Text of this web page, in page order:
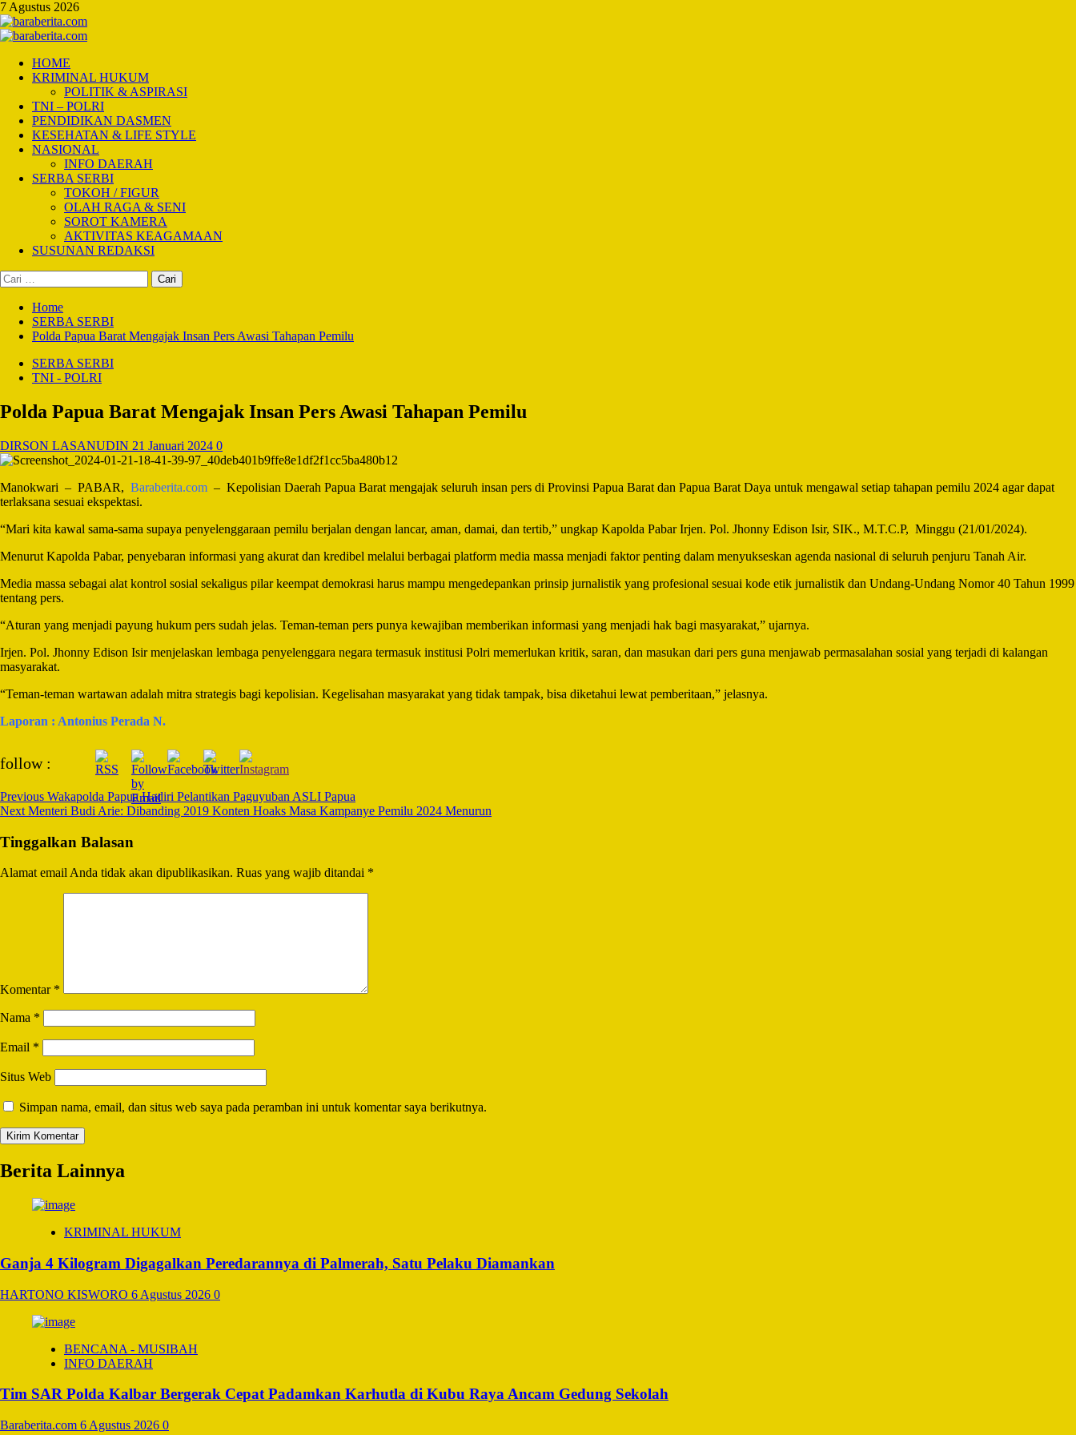
Skip
to
content
7 Agustus 2026
Primary
HOME
KRIMINAL HUKUM
POLITIK & ASPIRASI
TNI – POLRI
PENDIDIKAN DASMEN
KESEHATAN & LIFE STYLE
NASIONAL
INFO DAERAH
SERBA SERBI
TOKOH / FIGUR
OLAH RAGA & SENI
SOROT KAMERA
AKTIVITAS KEAGAMAAN
SUSUNAN REDAKSI
Cari
untuk:
Home
SERBA SERBI
Polda Papua Barat Mengajak Insan Pers Awasi Tahapan Pemilu
SERBA SERBI
TNI - POLRI
Polda Papua Barat Mengajak Insan Pers Awasi Tahapan Pemilu
DIRSON LASANUDIN 21 Januari 2024 0
Manokwari – PABAR, Baraberita.com – Kepolisian Daerah Papua Barat mengajak seluruh insan pers di Provinsi Papua Barat dan Papua Barat Daya untuk mengawal setiap tahapan pemilu 2024 agar dapat
terlaksana sesuai ekspektasi.
“Mari kita kawal sama-sama supaya penyelenggaraan pemilu berjalan dengan lancar, aman, damai, dan tertib,” ungkap Kapolda Pabar Irjen. Pol. Jhonny Edison Isir, SIK., M.T.C.P, Minggu (21/01/2024).
Menurut Kapolda Pabar, penyebaran informasi yang akurat dan kredibel melalui berbagai platform media massa menjadi faktor penting dalam menyukseskan agenda nasional di seluruh penjuru Tanah Air.
Media massa sebagai alat kontrol sosial sekaligus pilar keempat demokrasi harus mampu mengedepankan prinsip jurnalistik yang profesional sesuai kode etik jurnalistik dan Undang-Undang Nomor 40 Tahun 1999
tentang pers.
“Aturan yang menjadi payung hukum pers sudah jelas. Teman-teman pers punya kewajiban memberikan informasi yang menjadi hak bagi masyarakat,” ujarnya.
Irjen. Pol. Jhonny Edison Isir menjelaskan lembaga penyelenggara negara termasuk institusi Polri memerlukan kritik, saran, dan masukan dari pers guna menjawab permasalahan sosial yang terjadi di kalangan
masyarakat.
“Teman-teman wartawan adalah mitra strategis bagi kepolisian. Kegelisahan masyarakat yang tidak tampak, bisa diketahui lewat pemberitaan,” jelasnya.
Laporan : Antonius Perada N.
follow :
Navigation
Previous Wakapolda Papua Hadiri Pelantikan Paguyuban ASLI Papua
Next Menteri Budi Arie: Dibanding 2019 Konten Hoaks Masa Kampanye Pemilu 2024 Menurun
Tinggalkan Balasan
Alamat email Anda tidak akan dipublikasikan. Ruas yang wajib ditandai *
Komentar *
Nama *
Email *
Situs Web
Simpan nama, email, dan situs web saya pada peramban ini untuk komentar saya berikutnya.
Berita Lainnya
KRIMINAL HUKUM
Ganja 4 Kilogram Digagalkan Peredarannya di Palmerah, Satu Pelaku Diamankan
HARTONO KISWORO 6 Agustus 2026 0
BENCANA - MUSIBAH
INFO DAERAH
Tim SAR Polda Kalbar Bergerak Cepat Padamkan Karhutla di Kubu Raya Ancam Gedung Sekolah
Baraberita.com 6 Agustus 2026 0